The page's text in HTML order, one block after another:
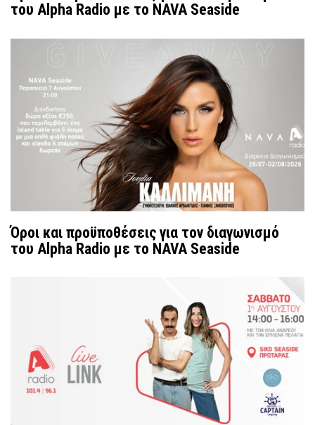
του Alpha Radio με το NAVA Seaside
Όροι και προϋποθέσεις για τον διαγωνισμό
του Alpha Radio με το NAVA Seaside